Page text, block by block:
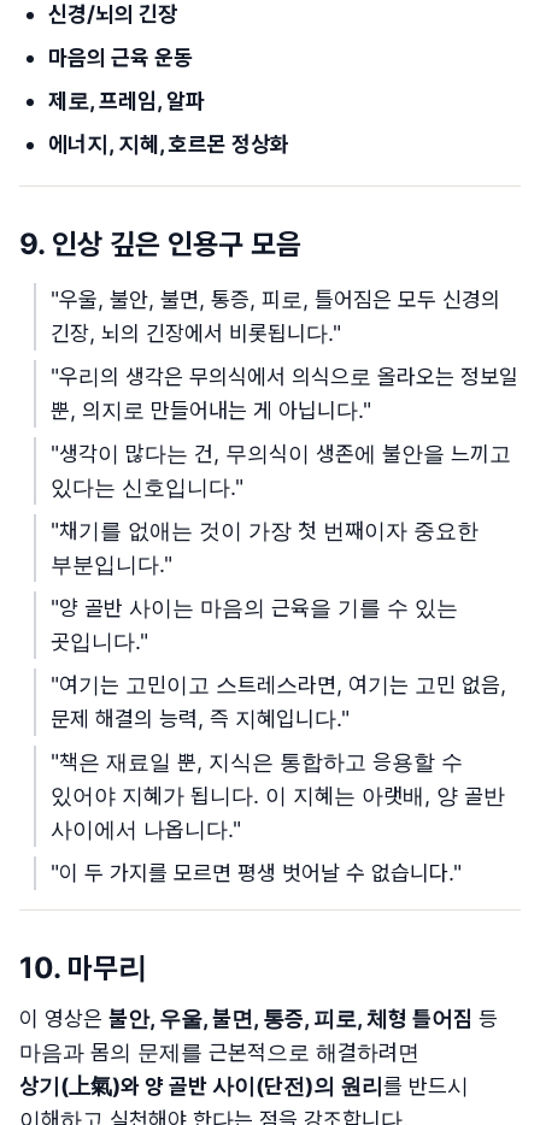
신경/뇌의 긴장
마음의 근육 운동
제로, 프레임, 알파
에너지, 지혜, 호르몬 정상화
9. 인상 깊은 인용구 모음
"우울, 불안, 불면, 통증, 피로, 틀어짐은 모두 신경의
긴장, 뇌의 긴장에서 비롯됩니다."
"우리의 생각은 무의식에서 의식으로 올라오는 정보일
뿐, 의지로 만들어내는 게 아닙니다."
"생각이 많다는 건, 무의식이 생존에 불안을 느끼고
있다는 신호입니다."
"채기를 없애는 것이 가장 첫 번째이자 중요한
부분입니다."
"양 골반 사이는 마음의 근육을 기를 수 있는
곳입니다."
"여기는 고민이고 스트레스라면, 여기는 고민 없음,
문제 해결의 능력, 즉 지혜입니다."
"책은 재료일 뿐, 지식은 통합하고 응용할 수
있어야 지혜가 됩니다. 이 지혜는 아랫배, 양 골반
사이에서 나옵니다."
"이 두 가지를 모르면 평생 벗어날 수 없습니다."
10. 마무리
이 영상은 불안, 우울, 불면, 통증, 피로, 체형 틀어짐 등
마음과 몸의 문제를 근본적으로 해결하려면
상기(上氣)와 양 골반 사이(단전)의 원리 를 반드시
이해하고 실천해야 한다는 점을 강조합니다.